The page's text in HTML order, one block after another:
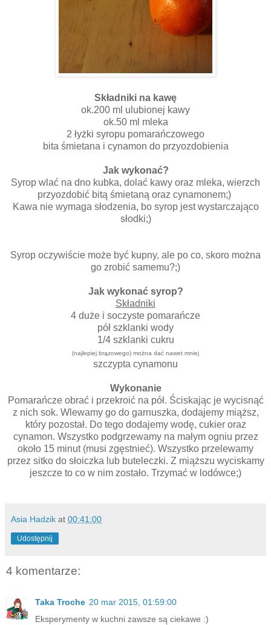
Składniki na kawę
ok.200 ml ulubionej kawy
ok.50 ml mleka
2 łyżki syropu pomarańczowego
bita śmietana i cynamon do przyozdobienia
Jak wykonać?
Syrop wlać na dno kubka, dolać kawy oraz mleka, wierzch
przyozdobić bitą śmietaną oraz cynamonem;)
Kawa nie wymaga słodzenia, bo syrop jest wystarczająco
słodki;)
Syrop oczywiście może być kupny, ale po co, skoro można
go zrobić samemu?;)
Jak wykonać syrop?
Składniki
4 duże i soczyste pomarańcze
pół szklanki wody
1/4 szklanki cukru
(najlepiej brązowego) można dać nawet mniej
szczypta cynamonu
Wykonanie
Pomarańcze obrać i przekroić na pół. Ściskając je wycisnąć
z nich sok. Wlewamy go do garnuszka, dodajemy miąższ,
który pozostał. Do tego dodajemy wodę, cukier oraz
cynamon. Wszystko podgrzewamy na małym ogniu przez
około 15 minut (musi zgęstnieć). Wszystko przelewamy
przez sitko do słoiczka lub buteleczki. Z miąższu wyciskamy
jeszcze to co w nim zostało. Trzymać w lodówce;)
Asia Hadzik at 00:41:00
Udostępnij
4 komentarze:
Taka Troche 20 mar 2015, 01:59:00
Eksperymenty w kuchni zawsze są ciekawe :)